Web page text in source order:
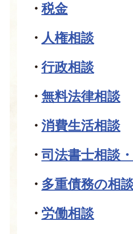
税金
人権相談
行政相談
無料法律相談
消費生活相談
司法書士相談
多重債務の相
労働相談